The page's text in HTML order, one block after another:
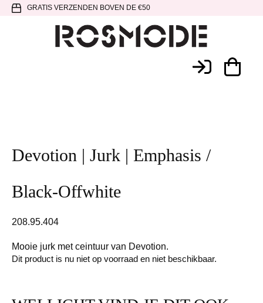
Spring
hoofdnavigatie
Door
SpringGRATIS VERZENDEN BOVEN DE €50
Devotion | Jurk | Emphasis /
Black-Offwhite
208.95.404
Mooie jurk met ceintuur van Devotion.
Dit product is nu niet op voorraad en niet beschikbaar.